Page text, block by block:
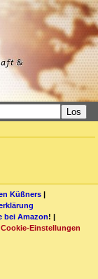
Los
Küßners |
bei Amazon! |
Cookie-Einstellungen